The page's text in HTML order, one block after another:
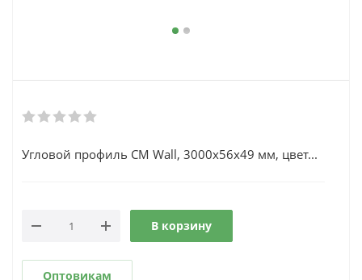
Угловой профиль CM Wall, 3000х56х49 мм, цвет...
В корзину
Оптовикам